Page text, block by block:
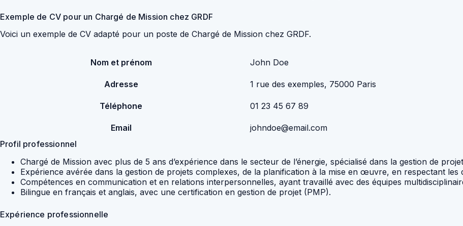
Exemple de CV pour un Chargé de Mission chez GRDF
Voici un exemple de CV adapté pour un poste de Chargé de Mission chez GRDF.
Nom et prénom John Doe
Adresse 1 rue des exemples, 75000 Paris
Téléphone 01 23 45 67 89
Email
johndoe@email.com
Profil professionnel
Chargé de Mission avec plus de 5 ans d’expérience dans le secteur de l’énergie, spécialisé dans la gestion de
Expérience avérée dans la gestion de projets complexes, de la planification à la mise en œuvre, en respectant les
Compétences en communication et en relations interpersonnelles, ayant travaillé avec des équipes
Bilingue en français et anglais, avec une certification en gestion de projet (PMP).
Expérience professionnelle